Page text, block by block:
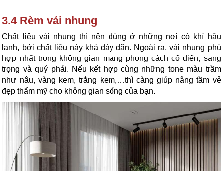
3.4 Rèm vải nhung
Chất liệu vải nhung thì nên dùng ở những nơi có khí hậu
lạnh, bởi chất liệu này khá dày dặn. Ngoài ra, vải nhung phù
hợp nhất trong không gian mang phong cách cổ điển, sang
trọng và quý phái. Nếu kết hợp cùng những tone màu trầm
như nâu, vàng kem, trắng kem,…thì càng giúp nâng tầm vẻ
đẹp thẩm mỹ cho không gian sống của bạn.